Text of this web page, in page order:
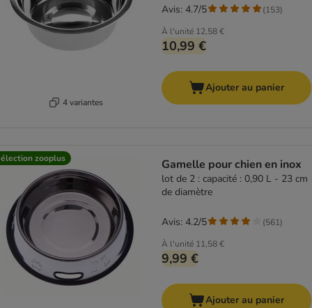
4 variantes
À l'unité 12,58 €
10,99 €
Avis: 4.7/5 (153)
Ajouter au panier
zooplus Gamelle pour chien en inox
lot de 2 : capacité : 0,90 L - 23 cm
de diamètre
À l'unité 11,58 €
9,99 €
Avis: 4.2/5 (561)
Ajouter au panier